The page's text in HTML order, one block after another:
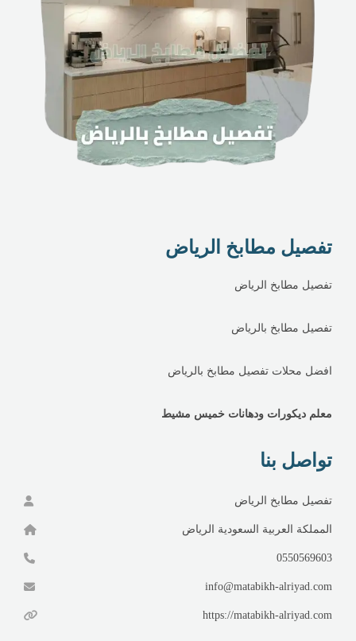
تفصيل مطابخ الرياض
تفصيل مطابخ الرياض
تفصيل مطابخ بالرياض
افضل محلات تفصيل مطابخ بالرياض
معلم ديكورات ودهانات خميس مشيط
تواصل بنا
تفصيل مطابخ الرياض
المملكة العربية السعودية الرياض
0550569603
info@matabikh-alriyad.com
https://matabikh-alriyad.com